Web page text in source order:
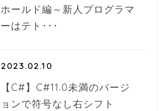
ホールド編～新人プログラマ
ーはテト･･･
2023.02.10
【C#】C#11.0未満のバージ
ョンで符号なし右シフト